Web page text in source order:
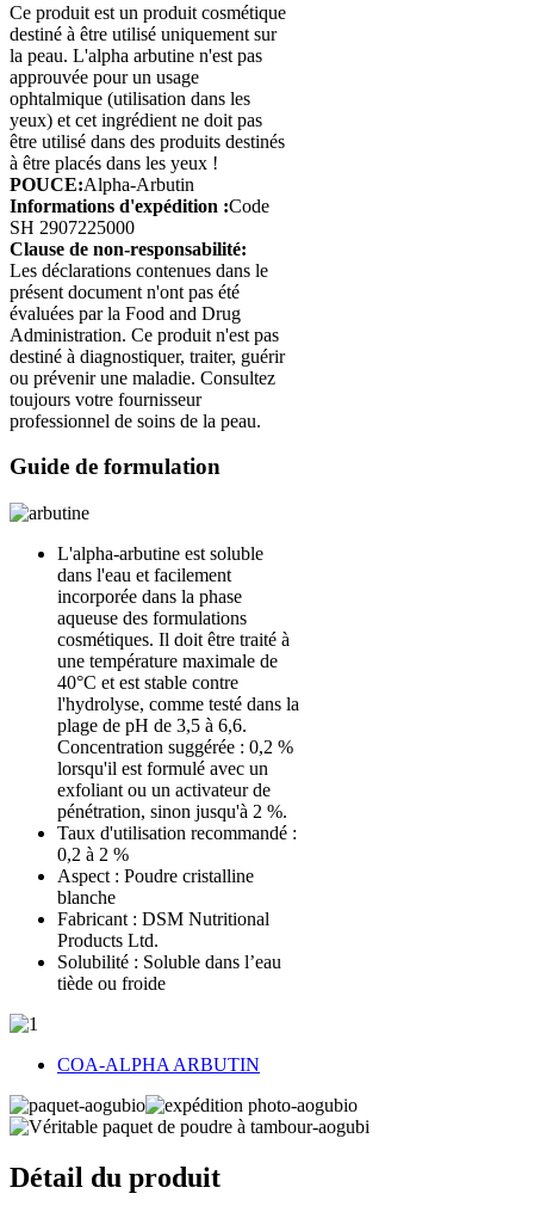
Ce produit est un produit cosmétique
destiné à être utilisé uniquement sur
la peau. L'alpha arbutine n'est pas
approuvée pour un usage
ophtalmique (utilisation dans les
yeux) et cet ingrédient ne doit pas
être utilisé dans des produits destinés
à être placés dans les yeux !
POUCE:Alpha-Arbutin
Informations d'expédition :Code
SH 2907225000
Clause de non-responsabilité:
Les déclarations contenues dans le
présent document n'ont pas été
évaluées par la Food and Drug
Administration. Ce produit n'est pas
destiné à diagnostiquer, traiter, guérir
ou prévenir une maladie. Consultez
toujours votre fournisseur
professionnel de soins de la peau.
Guide de formulation
L'alpha-arbutine est soluble
dans l'eau et facilement
incorporée dans la phase
aqueuse des formulations
cosmétiques. Il doit être traité à
une température maximale de
40°C et est stable contre
l'hydrolyse, comme testé dans la
plage de pH de 3,5 à 6,6.
Concentration suggérée : 0,2 %
lorsqu'il est formulé avec un
exfoliant ou un activateur de
pénétration, sinon jusqu'à 2 %.
Taux d'utilisation recommandé :
0,2 à 2 %
Aspect : Poudre cristalline
blanche
Fabricant : DSM Nutritional
Products Ltd.
Solubilité : Soluble dans l’eau
tiède ou froide
COA-ALPHA ARBUTIN
Détail du produit